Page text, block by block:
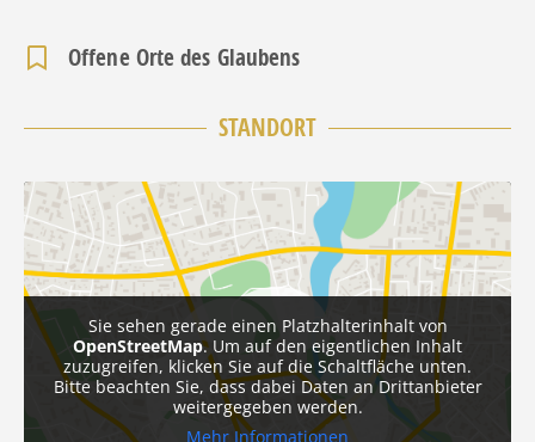
Offene Orte des Glaubens
STANDORT
Sie sehen gerade einen Platzhalterinhalt von
OpenStreetMap. Um auf den eigentlichen Inhalt
zuzugreifen, klicken Sie auf die Schaltfläche unten.
Bitte beachten Sie, dass dabei Daten an Drittanbieter
weitergegeben werden.
Mehr Informationen